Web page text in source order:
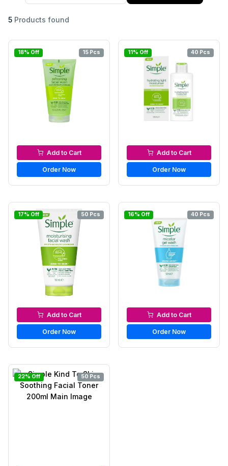
5 Products found
18% Off 15 Pcs
Facewash & Cleanser
Add to Cart
Order Now
11% Off 40 Pcs
Moisturizers & Cream
Add to Cart
Order Now
17% Off 50 Pcs
Facewash & Cleanser
Add to Cart
Order Now
16% Off 40 Pcs
Facewash & Cleanser
Add to Cart
Order Now
22% Off 50 Pcs